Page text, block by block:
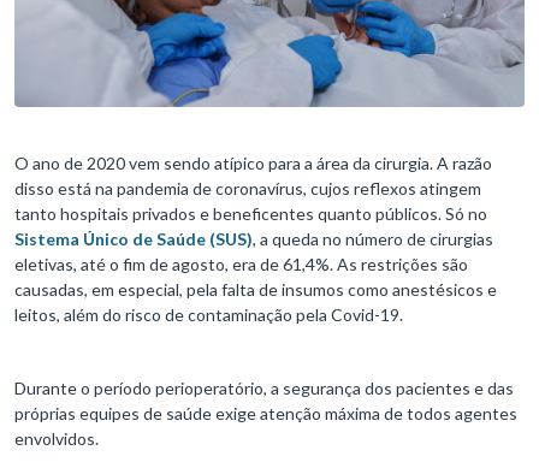
O ano de 2020 vem sendo atípico para a área da cirurgia. A razão
disso está na pandemia de coronavírus, cujos reflexos atingem
tanto hospitais privados e beneficentes quanto públicos. Só no
Sistema Único de Saúde (SUS), a queda no número de cirurgias
eletivas, até o fim de agosto, era de 61,4%. As restrições são
causadas, em especial, pela falta de insumos como anestésicos e
leitos, além do risco de contaminação pela Covid-19.
Durante o período perioperatório, a segurança dos pacientes e das
próprias equipes de saúde exige atenção máxima de todos agentes
envolvidos.